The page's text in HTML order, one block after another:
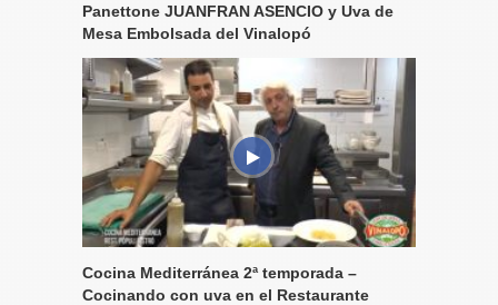
Panettone JUANFRAN ASENCIO y Uva de
Mesa Embolsada del Vinalopó
Cocina Mediterránea 2ª temporada –
Cocinando con uva en el Restaurante